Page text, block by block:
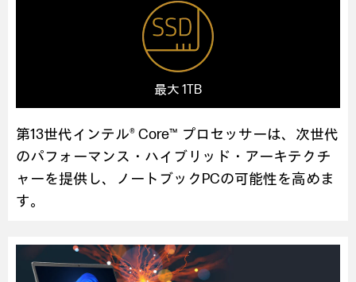
最大 1TB
第13世代インテル® Core™ プロセッサーは、次世代
のパフォーマンス・ハイブリッド・アーキテクチ
ャーを提供し、
ノートブックPCの可能性を高めま
す。